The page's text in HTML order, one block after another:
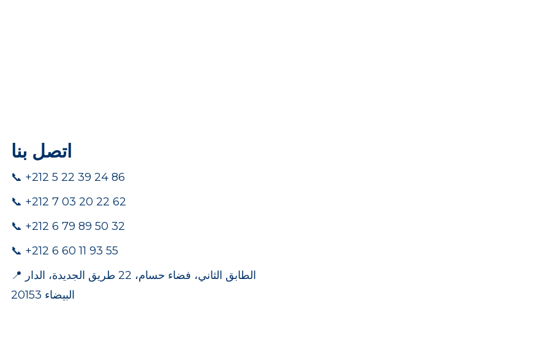
اتصل بنا
📞 +212 5 22 39 24 86
📞 +212 7 03 20 22 62
📞 +212 6 79 89 50 32
📞 +212 6 60 11 93 55
📍 الطابق الثاني، فضاء حسام، 22 طريق الجديدة، الدار
البيضاء 20153